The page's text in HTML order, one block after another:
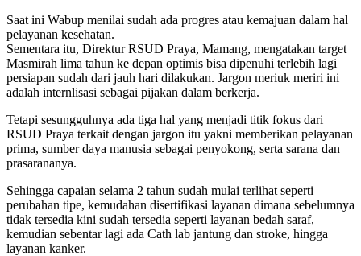
Saat ini Wabup menilai sudah ada progres atau kemajuan dalam hal
pelayanan kesehatan.
Sementara itu, Direktur RSUD Praya, Mamang, mengatakan target
Masmirah lima tahun ke depan optimis bisa dipenuhi terlebih lagi
persiapan sudah dari jauh hari dilakukan. Jargon meriuk meriri ini
adalah internlisasi sebagai pijakan dalam berkerja.
Tetapi sesungguhnya ada tiga hal yang menjadi titik fokus dari
RSUD Praya terkait dengan jargon itu yakni memberikan pelayanan
prima, sumber daya manusia sebagai penyokong, serta sarana dan
prasarananya.
Sehingga capaian selama 2 tahun sudah mulai terlihat seperti
perubahan tipe, kemudahan disertifikasi layanan dimana sebelumnya
tidak tersedia kini sudah tersedia seperti layanan bedah saraf,
kemudian sebentar lagi ada Cath lab jantung dan stroke, hingga
layanan kanker.